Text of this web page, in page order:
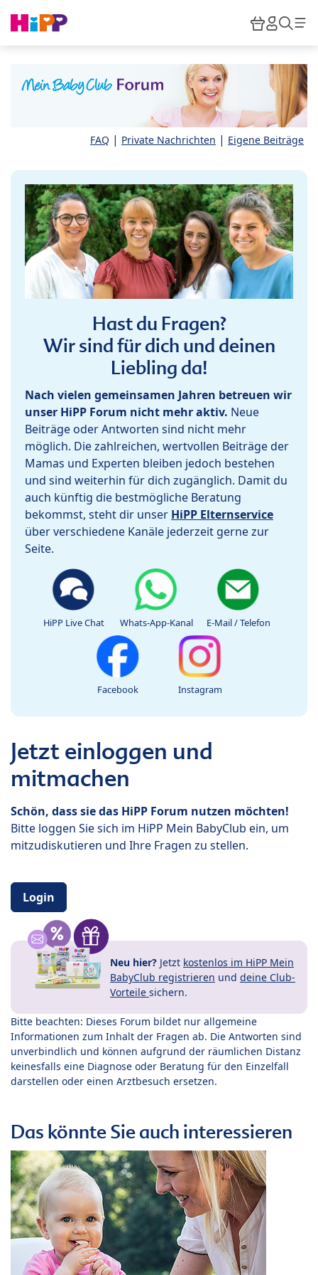
HiPP
FAQ | Private Nachrichten | Eigene Beiträge
Hast du Fragen?
Wir sind für dich und deinen
Liebling da!
Nach vielen gemeinsamen Jahren betreuen wir
unser HiPP Forum nicht mehr aktiv. Neue
Beiträge oder Antworten sind nicht mehr
möglich. Die zahlreichen, wertvollen Beiträge der
Mamas und Experten bleiben jedoch bestehen
und sind weiterhin für dich zugänglich. Damit du
auch künftig die bestmögliche Beratung
bekommst, steht dir unser HiPP Elternservice
über verschiedene Kanäle jederzeit gerne zur
Seite.
HiPP Live Chat Whats-App-Kanal E-Mail / Telefon
Facebook Instagram
Jetzt einloggen und
mitmachen
Schön, dass sie das HiPP Forum nutzen möchten!
Bitte loggen Sie sich im HiPP Mein BabyClub ein, um
mitzudiskutieren und Ihre Fragen zu stellen.
Login
Neu hier? Jetzt kostenlos im HiPP Mein
BabyClub registrieren und deine Club-
Vorteile sichern.
Bitte beachten: Dieses Forum bildet nur allgemeine
Informationen zum Inhalt der Fragen ab. Die Antworten sind
unverbindlich und können aufgrund der räumlichen Distanz
keinesfalls eine Diagnose oder Beratung für den Einzelfall
darstellen oder einen Arztbesuch ersetzen.
Das könnte Sie auch interessieren